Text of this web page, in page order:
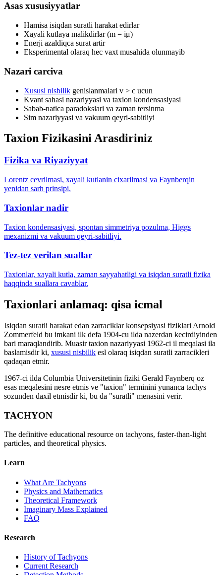
Asas xususiyyatlar
Hamisa isiqdan suratli harakat edirlar
Xayali kutlaya malikdirlar (m = iμ)
Enerji azaldiqca surat artir
Eksperimental olaraq hec vaxt musahida olunmayib
Nazari carciva
Xususi nisbilik genislanmalari v > c ucun
Kvant sahasi nazariyyasi va taxion kondensasiyasi
Sabab-natica paradokslari va zaman tersinma
Sim nazariyyasi va vakuum qeyri-sabitliyi
Taxion Fizikasini Arasdiriniz
Fizika va Riyaziyyat
Lorentz cevrilmasi, xayali kutlanin cixarilmasi va Faynberqin
yenidan sarh prinsipi.
Taxionlar nadir
Taxion kondensasiyasi, spontan simmetriya pozulma, Higgs
mexanizmi va vakuum qeyri-sabitliyi.
Tez-tez verilan suallar
Taxionlar, xayali kutla, zaman sayyahatligi va isiqdan suratli fizika
haqqinda suallara cavablar.
Taxionlari anlamaq: qisa icmal
Isiqdan suratli harakat edan zarraciklar konsepsiyasi fiziklari Arnold
Zommerfeld bu imkani ilk defa 1904-cu ilda nazerdan kecirdiyinden
bari maraqlandirib. Muasir taxion nazariyyasi 1962-ci il meqalasi ila
baslamisdir ki, xususi nisbilik esl olaraq isiqdan suratli zarracikleri
qadaqan etmir.
1967-ci ilda Columbia Universitetinin fiziki Gerald Faynberq oz
esas meqalesini nesre etmis ve "taxion" terminini yunanca tachys
sozunden daxil etmisdir ki, bu da "suratli" menasini verir.
TACHYON
The definitive educational resource on tachyons, faster-than-light
particles, and theoretical physics.
Learn
What Are Tachyons
Physics and Mathematics
Theoretical Framework
Imaginary Mass Explained
FAQ
Research
History of Tachyons
Current Research